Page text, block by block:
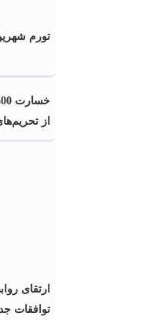
تورم
از
ارتقای
توافقات